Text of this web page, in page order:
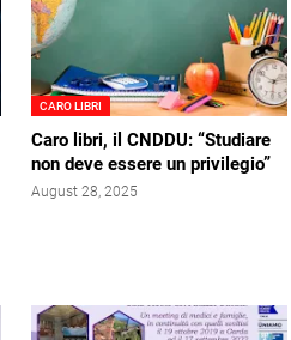
CARO LIBRI
Caro libri, il CNDDU: “Studiare
non deve essere un privilegio”
August 28, 2025